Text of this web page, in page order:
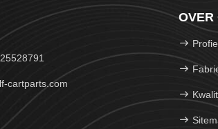
cartparts.com
OVER